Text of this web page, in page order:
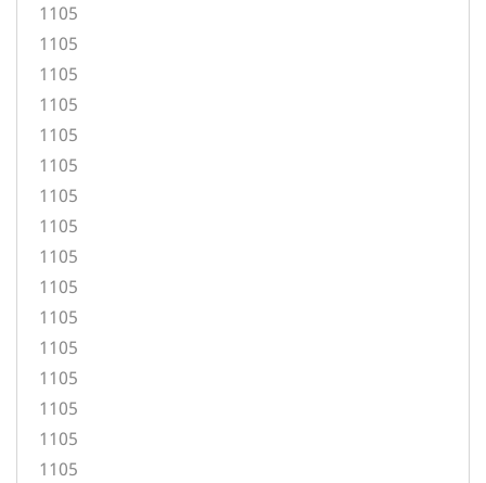
1105
1105
1105
1105
1105
1105
1105
1105
1105
1105
1105
1105
1105
1105
1105
1105